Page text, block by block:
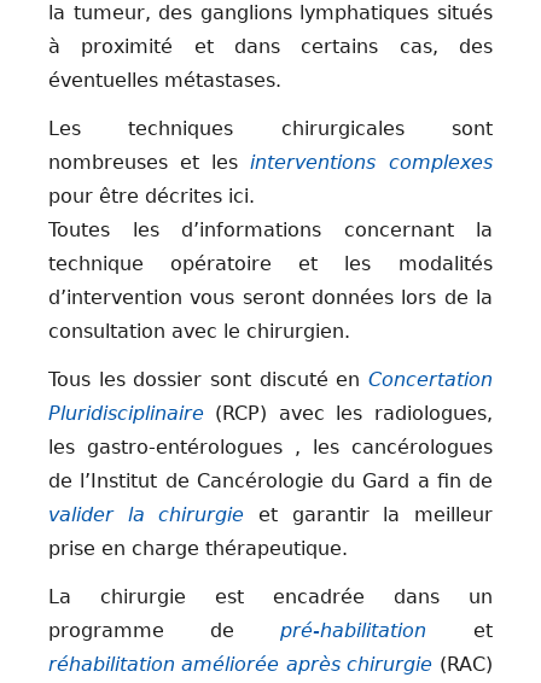
la tumeur, des ganglions lymphatiques situés
à proximité et dans certains cas, des
éventuelles métastases.
Les techniques chirurgicales sont
nombreuses et les interventions complexes
pour être décrites ici.
Toutes les d’informations concernant la
technique opératoire et les modalités
d’intervention vous seront données lors de la
consultation avec le chirurgien.
Tous les dossier sont discuté en Concertation
Pluridisciplinaire (RCP) avec les radiologues,
les gastro-entérologues , les cancérologues
de l’Institut de Cancérologie du Gard a fin de
valider la chirurgie et garantir la meilleur
prise en charge thérapeutique.
La chirurgie est encadrée dans un
programme de pré-habilitation
et
réhabilitation améliorée après chirurgie (RAC)